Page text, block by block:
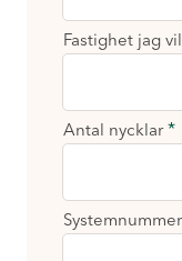
Fastighet jag
Antal nycklar*
Systemnummer